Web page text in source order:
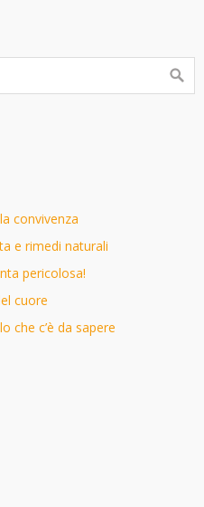
convivenza
e rimedi naturali
pericolosa!
cuore
che c’è da sapere